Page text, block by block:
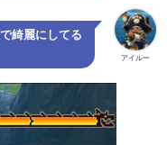
アイルー
綺麗にしてる